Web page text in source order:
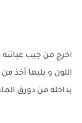
اخرج من جيب
اللون و يليها أخذ
بداخله من دورق